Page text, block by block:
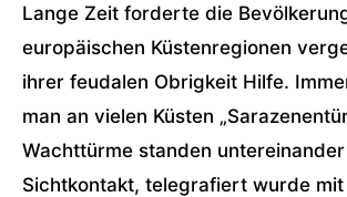
Lange Zeit forderte die
europäischen Küstenregionen
ihrer feudalen Obrigkeit Hilfe.
man an vielen Küsten
Wachttürme standen untereinander
Sichtkontakt, telegrafiert wurde mit